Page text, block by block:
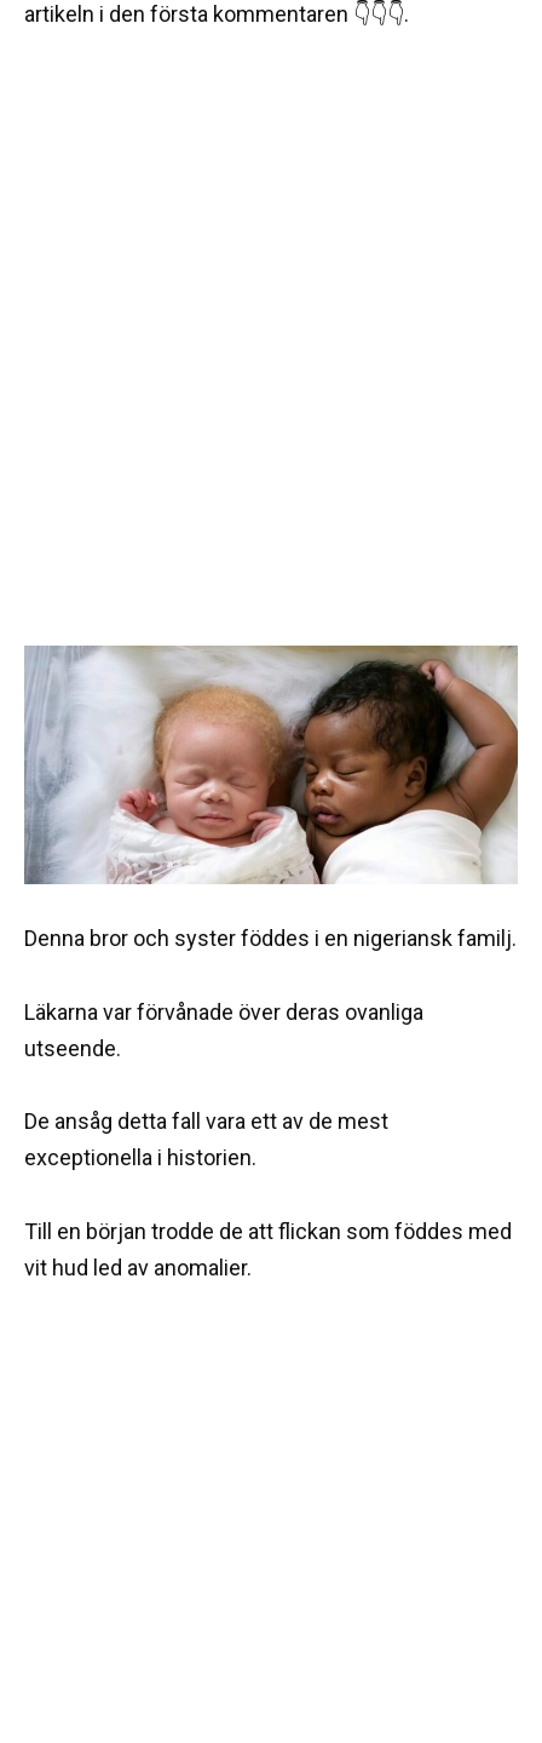
artikeln i den första kommentaren 👇👇👇.
Denna bror och syster föddes i en nigeriansk familj.
Läkarna var förvånade över deras ovanliga
utseende.
De ansåg detta fall vara ett av de mest
exceptionella i historien.
Till en början trodde de att flickan som föddes med
vit hud led av anomalier.